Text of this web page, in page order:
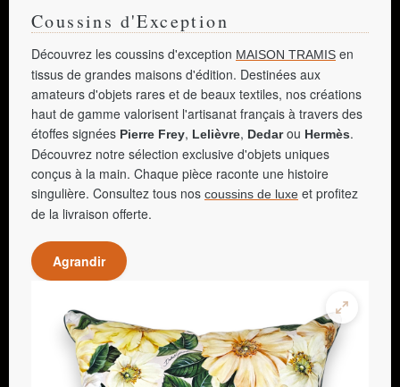
Coussins d'Exception
Découvrez les coussins d'exception MAISON TRAMIS en
tissus de grandes maisons d'édition. Destinées aux
amateurs d'objets rares et de beaux textiles, nos créations
haut de gamme valorisent l'artisanat français à travers des
étoffes signées Pierre Frey, Lelièvre, Dedarou Hermès.
Découvrez notre sélection exclusive d'objets uniques
conçus à la main. Chaque pièce raconte une histoire
singulière. Consultez tous nos coussins de luxe et profitez
de la livraison offerte.
Agrandir